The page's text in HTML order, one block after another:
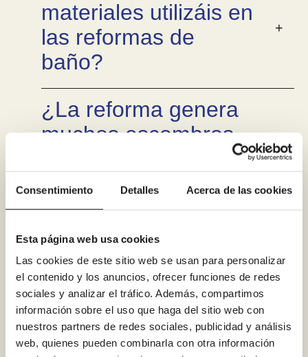
Consentimiento Detalles Acerca de las cookies
Esta página web usa cookies
Las cookies de este sitio web se usan para personalizar
el contenido y los anuncios, ofrecer funciones de redes
sociales y analizar el tráfico. Además, compartimos
información sobre el uso que haga del sitio web con
nuestros partners de redes sociales, publicidad y análisis
web, quienes pueden combinarla con otra información
materiales utilizáis en
las reformas de
baño?
¿La reforma genera
muchos escombros,
polvo o molestias en
casa?
¿Puedo financiar mi
reforma de baño en
Lleida?
¿Retiráis la bañera